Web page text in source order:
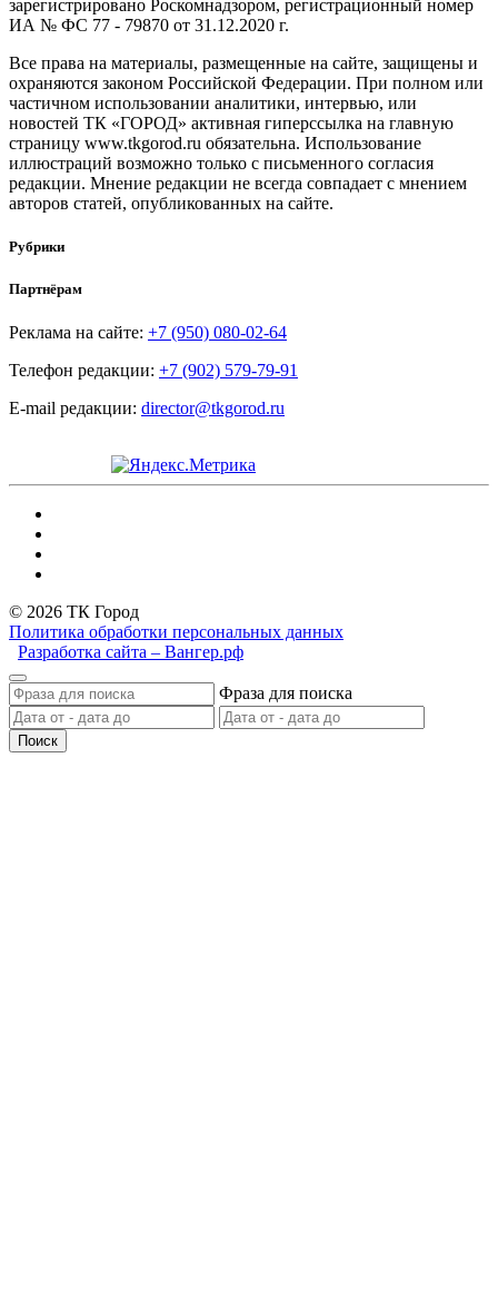
зарегистрировано Роскомнадзором, регистрационный номер
ИА № ФС 77 - 79870 от 31.12.2020 г.
Все права на материалы, размещенные на сайте, защищены и
охраняются законом Российской Федерации. При полном или
частичном использовании аналитики, интервью, или
новостей ТК «ГОРОД» активная гиперссылка на главную
страницу www.tkgorod.ru обязательна. Использование
иллюстраций возможно только с письменного согласия
редакции. Мнение редакции не всегда совпадает с мнением
авторов статей, опубликованных на сайте.
Рубрики
Партнёрам
Реклама на сайте: +7 (950) 080-02-64
Телефон редакции: +7 (902) 579-79-91
E-mail редакции: director@tkgorod.ru
© 2026 ТК Город
Политика обработки персональных данных
Разработка сайта – Вангер.рф
Фраза для поиска
Поиск